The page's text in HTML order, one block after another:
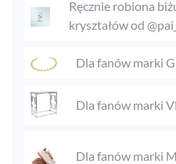
Ręcznie robiona
kryształów od
Dla fanów marki
Dla fanów marki
Dla fanów marki